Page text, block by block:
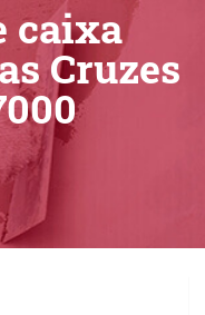
caixa
Cruzes